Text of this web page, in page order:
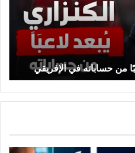
من حساباته في الإفريقي